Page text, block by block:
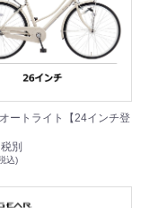
ートライト【24インチ登
別
込)